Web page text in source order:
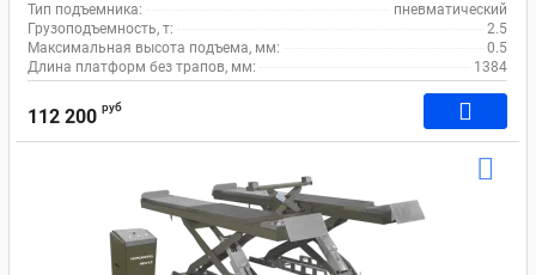
Тип подъемника:
пневматический
Грузоподъемность, т:
2.5
Максимальная высота подъема, мм:
0.5
Длина платформ без трапов, мм:
1384
112 200 руб